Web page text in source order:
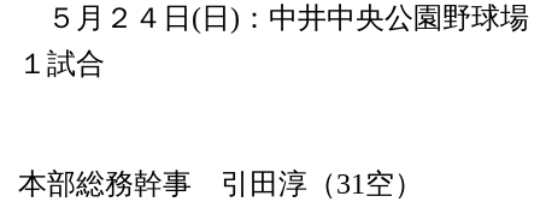
５月２４日(日)：中井中央公園野球
１試合
本部総務幹事 引田淳（31空）